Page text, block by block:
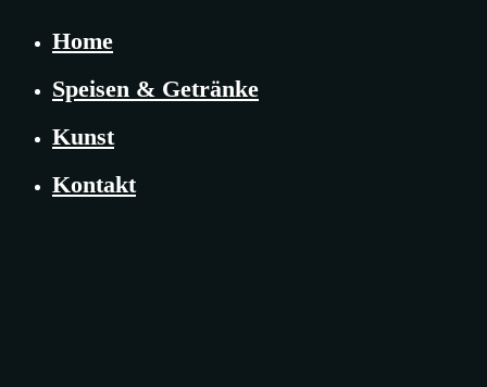
Home
Speisen & Getränke
Kunst
Kontakt